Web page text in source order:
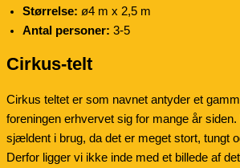
Størrelse: ø4 m x 2,5 m
Antal personer: 3-5
Cirkus-telt
Cirkus teltet er som navnet antyder et
foreningen erhvervet sig for mange år
sjældent i brug, da det er meget stort, tungt
Derfor ligger vi ikke inde med et billede af